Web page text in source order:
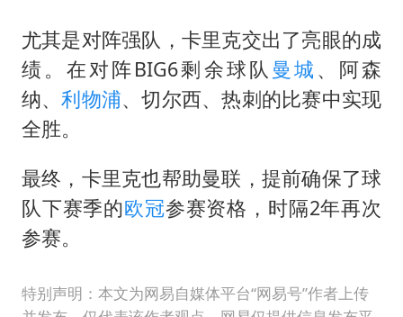
尤其是对阵强队，卡里克交出了亮眼的成
绩。在对阵BIG6剩余球队 曼城 、阿森
纳、利物浦、切尔西、热刺的比赛中实现
全胜。
最终，卡里克也帮助曼联，提前确保了球
队下赛季的欧冠参赛资格，时隔2年再次
参赛。
特别声明：本文为网易自媒体平台“网易号”作者上传